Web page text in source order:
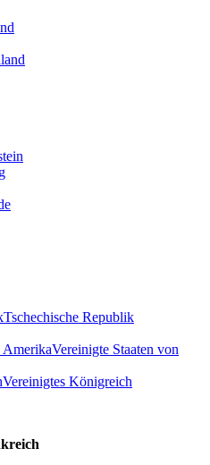
Tschechische Republik
Vereinigte Staaten von
Vereinigtes Königreich